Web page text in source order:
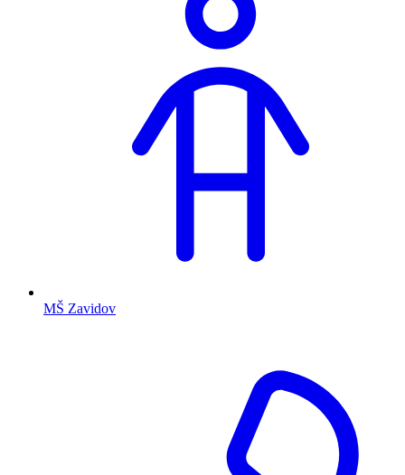
MŠ Zavidov